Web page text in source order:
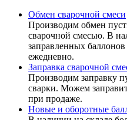
Обмен сварочной смеси
Производим обмен
сварочной смесью. В
заправленных
ежедневно.
Заправка сварочной
Производим заправку
сварки. Можем
при продаже.
Новые и оборотные